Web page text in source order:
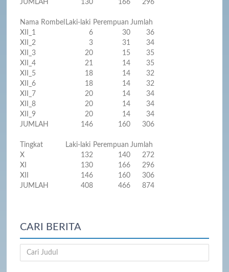
JUMLAH
130 166 296
Nama Rombel Laki-laki Perempuan Jumlah
XII_1
6 30
36
XII_2
3 31
34
XII_3
20 15
35
XII_4
21 14
35
XII_5
18 14
32
XII_6
18 14
32
XII_7
20 14
34
XII_8
20 14
34
XII_9
20 14
34
JUMLAH
146 160 306
Tingkat Laki-laki Perempuan Jumlah
X
132 140
272
XI
130 166
296
XII
146 160
306
JUMLAH
408 466 874
CARI BERITA